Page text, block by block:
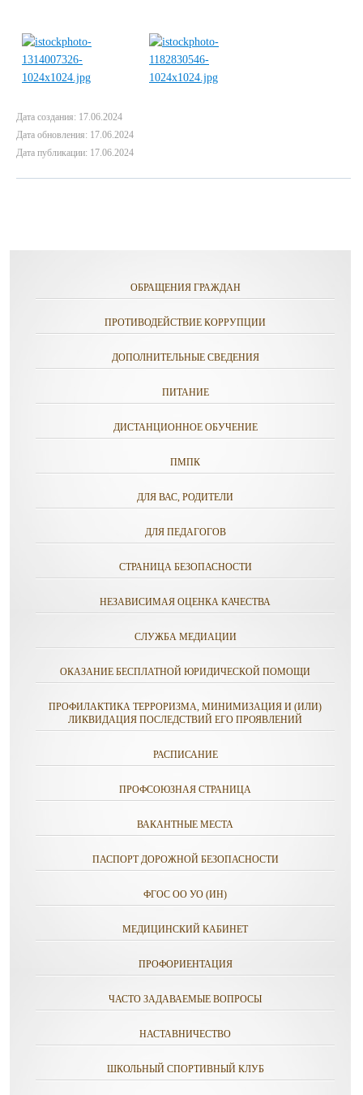
Дата создания: 17.06.2024
Дата обновления: 17.06.2024
Дата публикации: 17.06.2024
ОБРАЩЕНИЯ ГРАЖДАН
ПРОТИВОДЕЙСТВИЕ КОРРУПЦИИ
ДОПОЛНИТЕЛЬНЫЕ СВЕДЕНИЯ
ПИТАНИЕ
ДИСТАНЦИОННОЕ ОБУЧЕНИЕ
ПМПК
ДЛЯ ВАС, РОДИТЕЛИ
ДЛЯ ПЕДАГОГОВ
СТРАНИЦА БЕЗОПАСНОСТИ
НЕЗАВИСИМАЯ ОЦЕНКА КАЧЕСТВА
СЛУЖБА МЕДИАЦИИ
ОКАЗАНИЕ БЕСПЛАТНОЙ ЮРИДИЧЕСКОЙ ПОМОЩИ
ПРОФИЛАКТИКА ТЕРРОРИЗМА, МИНИМИЗАЦИЯ И (ИЛИ)
ЛИКВИДАЦИЯ ПОСЛЕДСТВИЙ ЕГО ПРОЯВЛЕНИЙ
РАСПИСАНИЕ
ПРОФСОЮЗНАЯ СТРАНИЦА
ВАКАНТНЫЕ МЕСТА
ПАСПОРТ ДОРОЖНОЙ БЕЗОПАСНОСТИ
ФГОС ОО УО (ИН)
МЕДИЦИНСКИЙ КАБИНЕТ
ПРОФОРИЕНТАЦИЯ
ЧАСТО ЗАДАВАЕМЫЕ ВОПРОСЫ
НАСТАВНИЧЕСТВО
ШКОЛЬНЫЙ СПОРТИВНЫЙ КЛУБ